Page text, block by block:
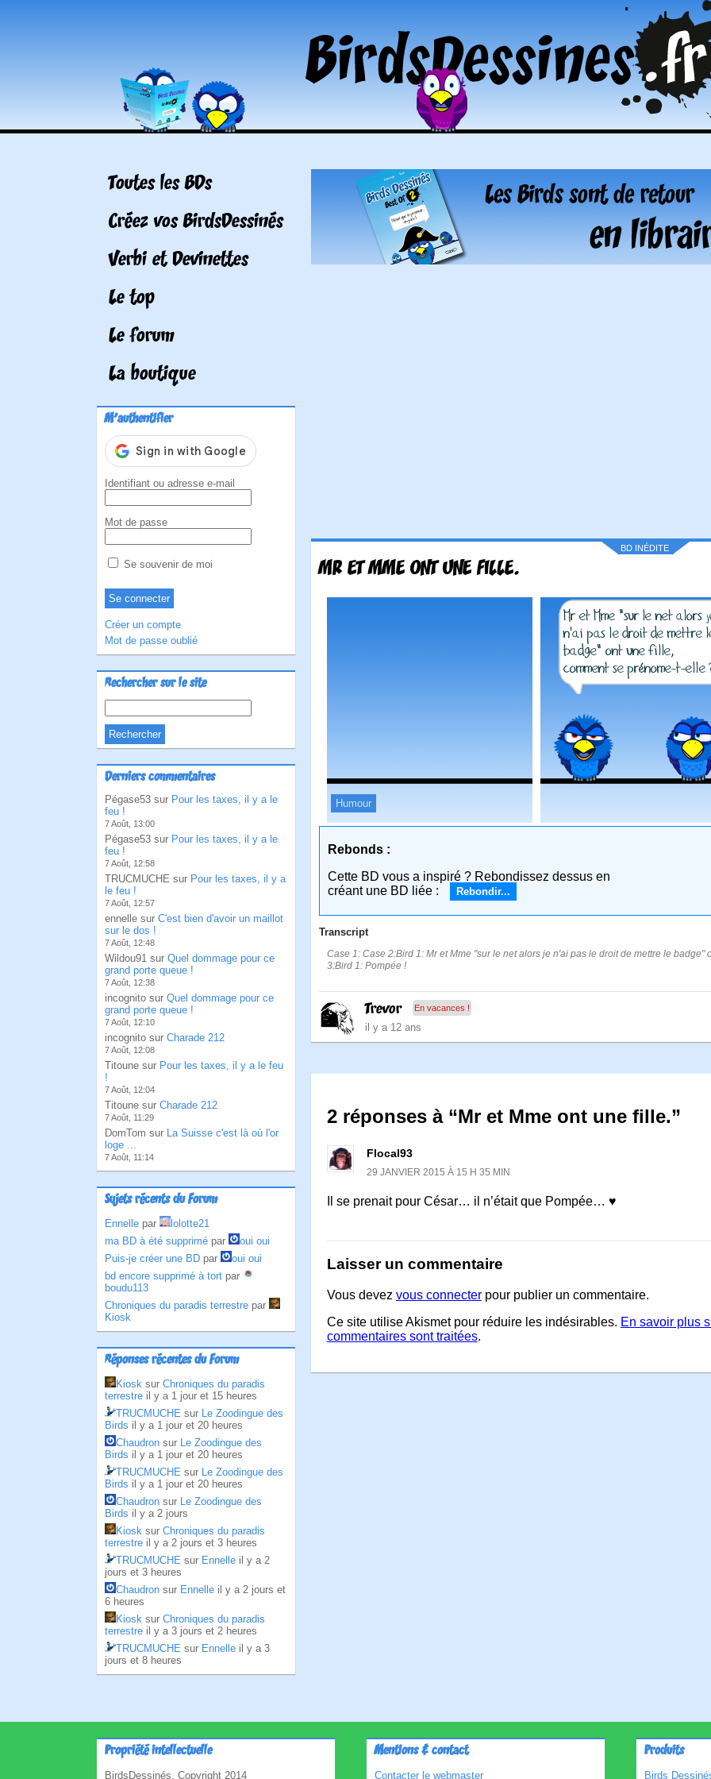
Toutes les BDs
Créez vos BirdsDessinés
Verbi et Devinettes
Le top
Le forum
La boutique
M'authentifier
Identifiant ou adresse e-mail
Mot de passe
Se souvenir de moi
Créer un compte
Mot de passe oublié
Rechercher sur le site
Derniers commentaires
Pégase53 sur Pour les taxes, il y a le
feu !
7 Août, 13:00
Pégase53 sur Pour les taxes, il y a le
feu !
7 Août, 12:58
TRUCMUCHE sur Pour les taxes, il y a
le feu !
7 Août, 12:57
ennelle sur C'est bien d'avoir un maillot
sur le dos !
7 Août, 12:48
Wildou91 sur Quel dommage pour ce
grand porte queue !
7 Août, 12:38
incognito sur Quel dommage pour ce
grand porte queue !
7 Août, 12:10
incognito sur Charade 212
7 Août, 12:08
Titoune sur Pour les taxes, il y a le feu
!
7 Août, 12:04
Titoune sur Charade 212
7 Août, 11:29
DomTom sur La Suisse c'est là où l'or
loge ...
7 Août, 11:14
Sujets récents du Forum
Ennelle par
lolotte21
ma BD à été supprimé par
oui oui
Puis-je créer une BD par
oui oui
bd encore supprimé à tort par
boudu113
Chroniques du paradis terrestre par
Kiosk
Réponses récentes du Forum
Kiosk sur Chroniques du paradis
terrestre il y a 1 jour et 15 heures
TRUCMUCHE sur Le Zoodingue des
Birds il y a 1 jour et 20 heures
Chaudron sur Le Zoodingue des
Birds il y a 1 jour et 20 heures
TRUCMUCHE sur Le Zoodingue des
Birds il y a 1 jour et 20 heures
Chaudron sur Le Zoodingue des
Birds il y a 2 jours
Kiosk sur Chroniques du paradis
terrestre il y a 2 jours et 3 heures
TRUCMUCHE sur Ennelle il y a 2
jours et 3 heures
Chaudron sur Ennelle il y a 2 jours et
6 heures
Kiosk sur Chroniques du paradis
terrestre il y a 3 jours et 2 heures
TRUCMUCHE sur Ennelle il y a 3
jours et 8 heures
BD INÉDITE
MR ET MME ONT UNE FILLE.
Humour
Rebonds :
Cette BD vous a inspiré ? Rebondissez dessus en
créant une BD liée :
Rebondir...
Transcript
Case 1: Case 2:Bird 1: Mr et Mme "sur le net alors je n'ai pas le droit de mettre le
3:Bird 1: Pompée !
Trevor En vacances !
il y a 12 ans
2 réponses à “Mr et Mme ont une fille.”
Flocal93
29 JANVIER 2015 À 15 H 35 MIN
Il se prenait pour César… il n’était que Pompée… ♥
Laisser un commentaire
Vous devez vous connecter pour publier un commentaire.
Ce site utilise Akismet pour réduire les indésirables. En savoir plus
commentaires sont traitées.
Propriété intellectuelle
BirdsDessinés, Copyright 2014
Mentions & contact
Contacter le webmaster
Produits
Birds